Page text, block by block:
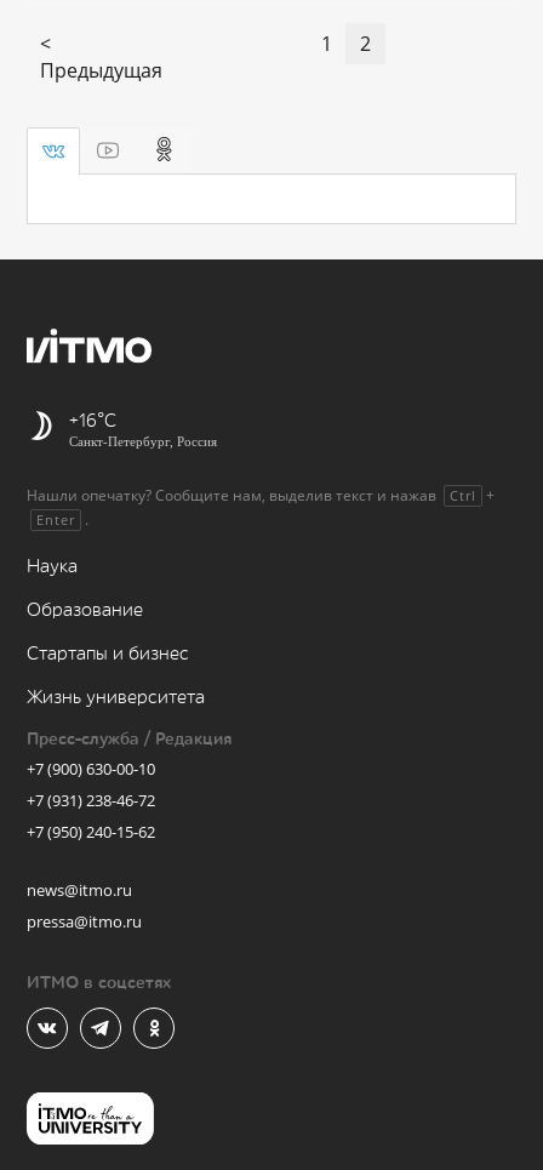
<
Предыдущая
1 2
+16
Санкт-Петербург, Россия
Нашли опечатку? Сообщите нам, выделив текст и нажав Ctrl +
Enter .
Наука
Образование
Стартапы и бизнес
Жизнь университета
Пресс-служба / Редакция
+7 (900) 630-00-10
+7 (931) 238-46-72
+7 (950) 240-15-62
news@itmo.ru
pressa@itmo.ru
ИТМО в соцсетях